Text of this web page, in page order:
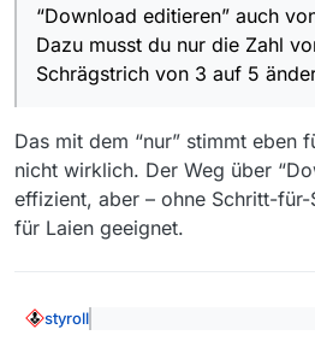
“Download editieren” auch
Dazu musst du nur die Zahl
Schrägstrich von 3 auf 5
Das mit dem “nur” stimmt eben
nicht wirklich. Der Weg über
effizient, aber – ohne Schritt-
für Laien geeignet.
styroll